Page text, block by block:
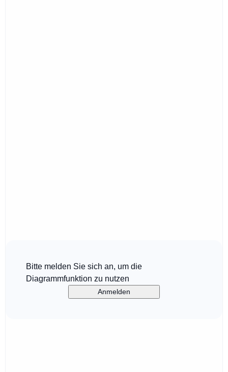
Bitte melden Sie sich an, um die
Diagrammfunktion zu nutzen
Anmelden